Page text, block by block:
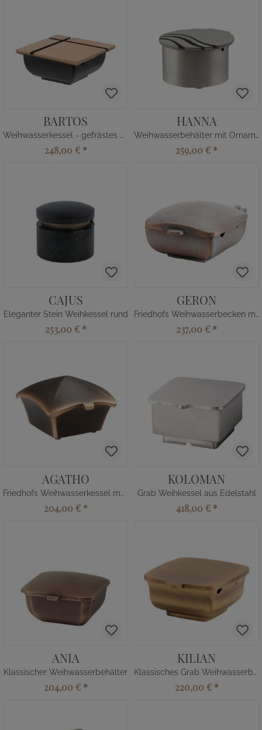
BARTOS
Weihwasserkessel - gefrästes Detail
248,00 € *
HANNA
Weihwasserbehälter mit Ornament
259,00 € *
CAJUS
Eleganter Stein Weihkessel rund
253,00 € *
GERON
Friedhofs Weihwasserbecken modern
237,00 € *
AGATHO
Friedhofs Weihwasserkessel modern
204,00 € *
KOLOMAN
Grab Weihkessel aus Edelstahl
418,00 € *
ANIA
Klassischer Weihwasserbehälter
204,00 € *
KILIAN
Klassisches Grab Weihwasserbecken
220,00 € *